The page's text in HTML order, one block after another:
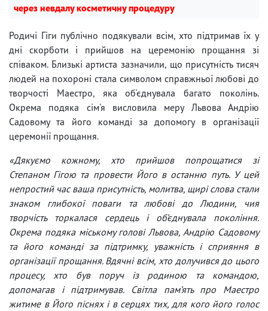
через невдалу косметичну процедуру
Родичі Гіги публічно подякували всім, хто підтримав їх у
дні скорботи і прийшов на церемонію прощання зі
співаком. Близькі артиста зазначили, що присутність тисяч
людей на похороні стала символом справжньої любові до
творчості Маестро, яка об'єднувала багато поколінь.
Окрема подяка сім'я висловила меру Львова Андрію
Садовому та його команді за допомогу в організації
церемонії прощання.
«Дякуємо кожному, хто прийшов попрощатися зі
Степаном Гігою та провести Його в останню путь. У цей
непростий час ваша присутність, молитва, щирі слова стали
знаком глибокої поваги та любові до Людини, чия
творчість торкалася сердець і об’єднувала покоління.
Окрема подяка міському голові Львова, Андрію Садовому
та його команді за підтримку, уважність і сприяння в
організації прощання. Вдячні всім, хто долучився до цього
процесу, хто був поруч із родиною та командою,
допомагав і підтримував. Світла пам’ять про Маестро
житиме в Його піснях і в серцях тих, для кого його голос